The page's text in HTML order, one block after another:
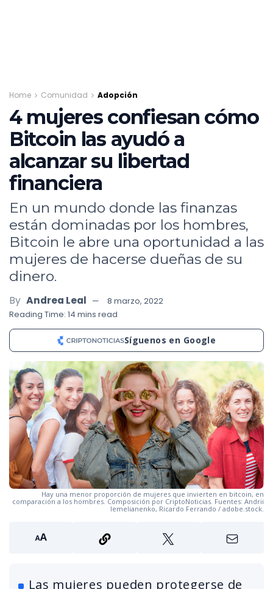
Home Comunidad Adopción
4 mujeres confiesan cómo
Bitcoin las ayudó a
alcanzar su libertad
financiera
En un mundo donde las finanzas
están dominadas por los hombres,
Bitcoin le abre una oportunidad a las
mujeres de hacerse dueñas de su
dinero.
By Andrea Leal
8 marzo, 2022
Reading Time: 14 mins read
Síguenos en Google
Hay una menor proporción de mujeres que invierten en bitcoin, en
comparación a los hombres. Composición por CriptoNoticias. Fuentes: Andrii
Iemelianenko, Ricardo Ferrando / adobe.stock.
Las mujeres pueden protegerse de